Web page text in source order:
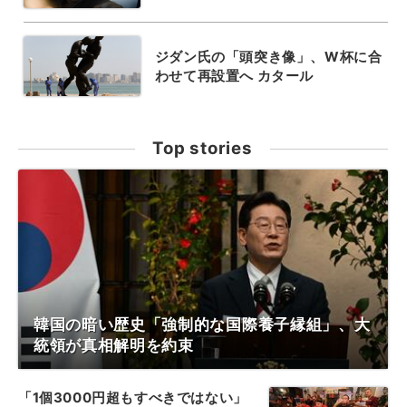
ジダン氏の「頭突き像」、W杯に合
わせて再設置へ カタール
Top stories
韓国の暗い歴史「強制的な国際養子縁組」、大
統領が真相解明を約束
「1個3000円超もすべきではない」